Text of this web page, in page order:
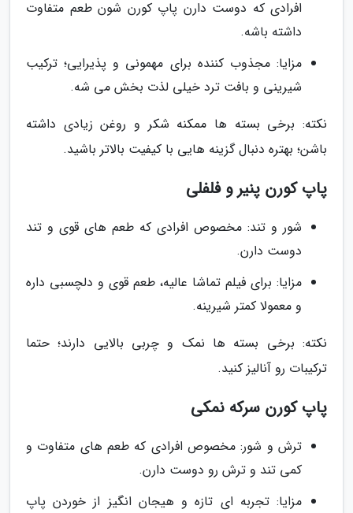
افرادی که دوست دارن پاپ کورن شون طعم متفاوت
داشته باشه.
مزایا: مجذوب کننده برای مهمونی و پذیرایی؛ ترکیب
شیرینی و بافت ترد خیلی لذت بخش می شه.
نکته: برخی بسته ها ممکنه شکر و روغن زیادی داشته
باشن؛ بهتره دنبال گزینه هایی با کیفیت بالاتر باشید.
پاپ کورن پنیر و فلفلی
شور و تند: مخصوص افرادی که طعم های قوی و تند
دوست دارن.
مزایا: برای فیلم تماشا عالیه، طعم قوی و دلچسبی داره
و معمولا کمتر شیرینه.
نکته: برخی بسته ها نمک و چربی بالایی دارند؛ حتما
ترکیبات رو آنالیز کنید.
پاپ کورن سرکه نمکی
ترش و شور: مخصوص افرادی که طعم های متفاوت و
کمی تند و ترش رو دوست دارن.
مزایا: تجربه ای تازه و هیجان انگیز از خوردن پاپ